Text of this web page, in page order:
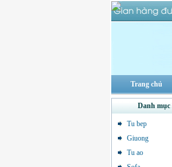
Trang chủ
Danh mục
Tu bep
Giuong
Tu ao